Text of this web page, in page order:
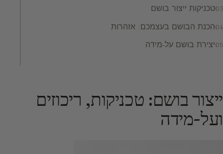
טכניקות ייצור בושם
הכנת הבושם בעצמכם: אזהרות
יצירת בושם על-מידה
ייצור בושם: טכניקות, ריכוזים
ועל-מידה